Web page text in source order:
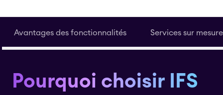
Avantages des fonctionnalités Services sur mesure
Pourquoi choisir IFS